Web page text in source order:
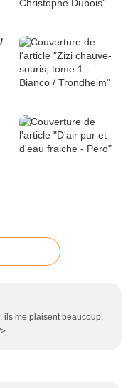
ils me plaisent beaucoup,